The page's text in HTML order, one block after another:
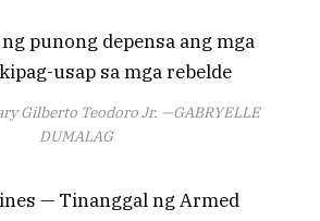
Gilberto Teodoro Jr. —GABRYELLE
DUMALAG
— Tinanggal ng Armed